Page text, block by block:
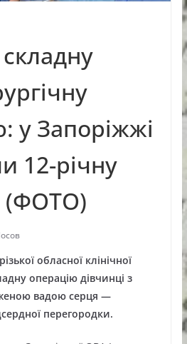
у Запоріжжі
12-річну
(ФОТО)
обласної клінічної
операцію дівчинці з
вадою серця —
перегородки.